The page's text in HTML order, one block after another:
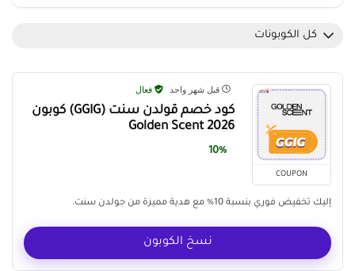
كل الكوبونات
COUPON
قبل شهر واحد فعال
كود خصم قولدن سنت (GGIG) كوبون
Golden Scent 2026
10%
إليك تخفيض فوري بنسبة 10% مع هدية مميزة من جولدن سنت.
نسخ الكوبون